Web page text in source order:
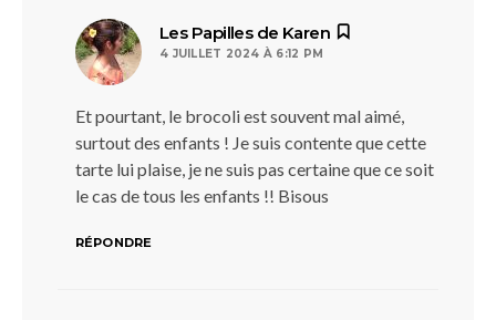
Les Papilles de Karen
4 JUILLET 2024 À 6:12 PM
Et pourtant, le brocoli est souvent mal aimé,
surtout des enfants ! Je suis contente que cette
tarte lui plaise, je ne suis pas certaine que ce soit
le cas de tous les enfants !! Bisous
RÉPONDRE